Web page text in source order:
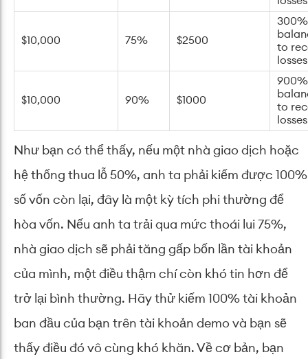
$10,000 75% $2500
to
losses
$10,000 90% $1000
to
losses
Như bạn có thể thấy, nếu một nhà giao dịch hoặc
hệ thống thua lỗ 50%, anh ta phải kiếm được 100%
số vốn còn lại, đây là một kỳ tích phi thường để
hòa vốn. Nếu anh ta trải qua mức thoái lui 75%,
nhà giao dịch sẽ phải tăng gấp bốn lần tài khoản
của mình, một điều thậm chí còn khó tin hơn để
trở lại bình thường. Hãy thử kiếm 100% tài khoản
ban đầu của bạn trên tài khoản demo và bạn sẽ
thấy điều đó vô cùng khó khăn. Về cơ bản, bạn